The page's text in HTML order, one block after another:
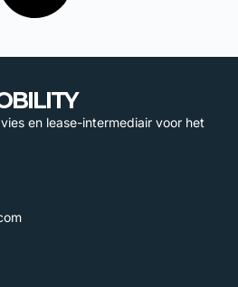
en lease-intermediair voor het